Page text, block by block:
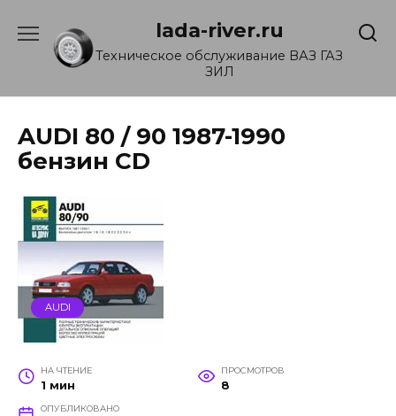
содержанию
lada-river.ru
Техническое обслуживание ВАЗ ГАЗ
ЗИЛ
AUDI 80 / 90 1987-1990
бензин CD
AUDI
НА ЧТЕНИЕ
1 мин
ПРОСМОТРОВ
8
ОПУБЛИКОВАНО